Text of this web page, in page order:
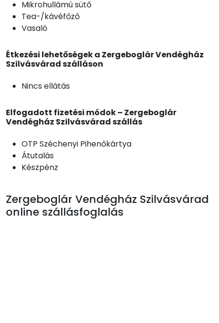
Mikrohullámú sütő
Tea-/kávéfőző
Vasaló
Étkezési lehetőségek a Zergeboglár Vendégház
Szilvásvárad szálláson
Nincs ellátás
Elfogadott fizetési módok – Zergeboglár
Vendégház Szilvásvárad szállás
OTP Széchenyi Pihenőkártya
Átutalás
Készpénz
Zergeboglár Vendégház Szilvásvárad
online szállásfoglalás